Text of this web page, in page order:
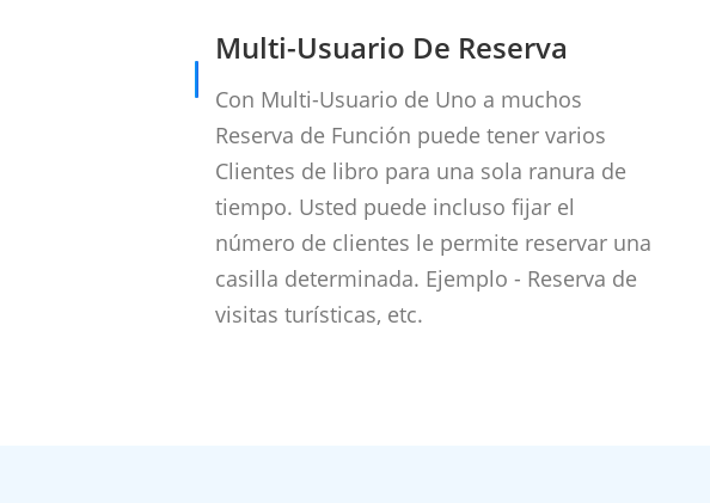
Multi-Usuario De Reserva
Con Multi-Usuario de Uno a muchos
Reserva de Función puede tener varios
Clientes de libro para una sola ranura de
tiempo. Usted puede incluso fijar el
número de clientes le permite reservar una
casilla determinada. Ejemplo - Reserva de
visitas turísticas, etc.